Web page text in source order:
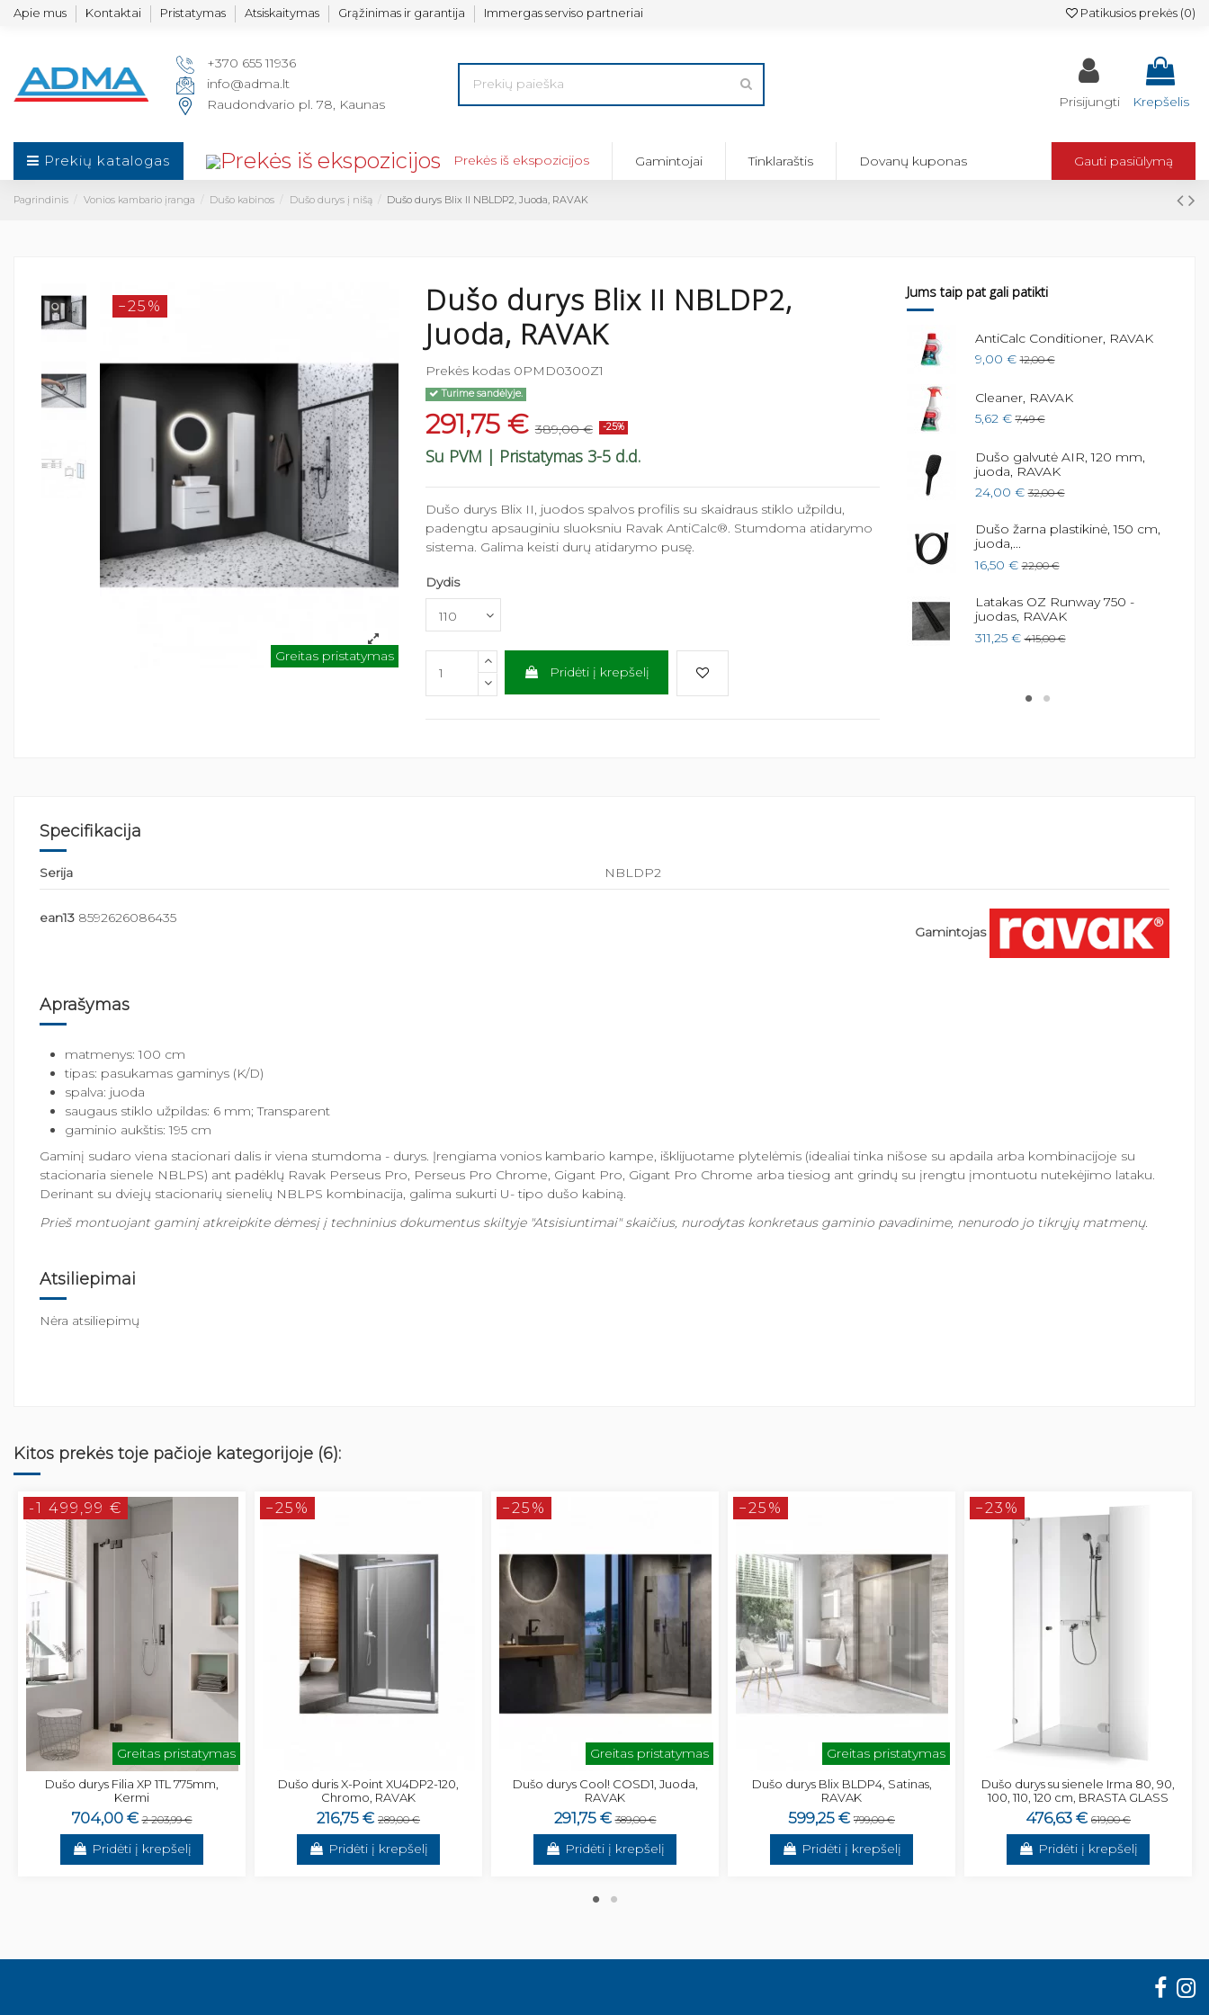
Apie mus Kontaktai Pristatymas Atsiskaitymas Grąžinimas ir garantija Immergas serviso partneriai Patikusios prekės (0)
+370 655 11936
info@adma.lt
Raudondvario pl. 78, Kaunas
Prisijungti Krepšelis
Prekių katalogas Prekės iš ekspozicijos Gamintojai Tinklaraštis Dovanų kuponas Gauti pasiūlymą
Pagrindinis Vonios kambario įranga Dušo kabinos Dušo durys į nišą Dušo durys Blix II NBLDP2, Juoda, RAVAK
Greitas pristatymas
−25%
Dušo durys Blix II NBLDP2,
Juoda, RAVAK
Prekės kodas 0PMD0300Z1
Turime sandėlyje.
291,75 € 389,00 € -25%
Su PVM | Pristatymas 3-5 d.d.
Dušo durys Blix II, juodos spalvos profilis su skaidraus stiklo užpildu,
padengtu apsauginiu sluoksniu Ravak AntiCalc®. Stumdoma atidarymo
sistema. Galima keisti durų atidarymo pusę.
Dydis
Pridėti į krepšelį
Jums taip pat gali patikti
Dušo stovas Chrome, Juodas
89,25 €
AntiCalc Conditioner, RAVAK
9,00 € 12,00 €
Cleaner, RAVAK
5,62 € 7,49 €
Dušo galvutė AIR, 120 mm,
juoda, RAVAK
24,00 € 32,00 €
Dušo žarna plastikinė, 150 cm,
juoda,...
16,50 € 22,00 €
Latakas OZ Runway 750 -
juodas, RAVAK
311,25 € 415,00 €
Specifikacija
Serija NBLDP2
Gamintojas
ean13 8592626086435
Aprašymas
matmenys: 100 cm
tipas: pasukamas gaminys (K/D)
spalva: juoda
saugaus stiklo užpildas: 6 mm; Transparent
gaminio aukštis: 195 cm
Gaminį sudaro viena stacionari dalis ir viena stumdoma - durys. Įrengiama vonios kambario kampe, išklijuotame plytelėmis (idealiai tinka nišose su apdaila arba kombinacijoje su
stacionaria sienele NBLPS) ant padėklų Ravak Perseus Pro, Perseus Pro Chrome, Gigant Pro, Gigant Pro Chrome arba tiesiog ant grindų su įrengtu įmontuotu nutekėjimo lataku.
Derinant su dviejų stacionarių sienelių NBLPS kombinacija, galima sukurti U- tipo dušo kabiną.
Prieš montuojant gaminį atkreipkite dėmesį į techninius dokumentus skiltyje "Atsisiuntimai" skaičius, nurodytas konkretaus gaminio pavadinime, nenurodo jo tikrųjų matmenų.
Atsiliepimai
Nėra atsiliepimų
Kitos prekės toje pačioje kategorijoje (6):
-1 499,99 €
Greitas pristatymas
Dušo durys Filia XP 1TL 775mm,
Kermi
704,00 € 2 203,99 €
Pridėti į krepšelį
−25%
Dušo duris X-Point XU4DP2-120,
Chromo, RAVAK
216,75 € 289,00 €
Pridėti į krepšelį
−25%
Greitas pristatymas
Dušo durys Cool! COSD1, Juoda,
RAVAK
291,75 € 389,00 €
Pridėti į krepšelį
−25%
Greitas pristatymas
Dušo durys Blix BLDP4, Satinas,
RAVAK
599,25 € 799,00 €
Pridėti į krepšelį
−23%
Dušo durys su sienele Irma 80, 90,
100, 110, 120 cm, BRASTA GLASS
476,63 € 619,00 €
Pridėti į krepšelį